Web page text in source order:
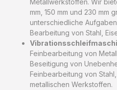
mm, 150 mm und 230 mm
unterschiedliche
Bearbeitung von Stahl,
Feinbearbeitung von
Beseitigung von
Feinbearbeitung von
metallischen Werkstoffen.